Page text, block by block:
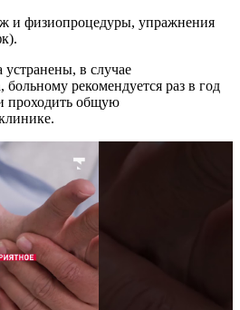
и физиопроцедуры, упражнения
в случае
больному рекомендуется раз в год
проходить общую